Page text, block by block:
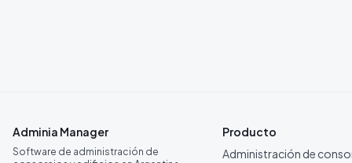
Adminia Manager
Software de administración de
Producto
Administración de